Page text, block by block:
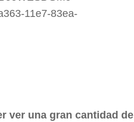
11e7-83ea-
ver una gran cantidad de